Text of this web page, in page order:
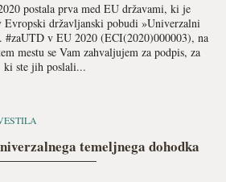
postala prva med EU državami, ki je
Evropski državljanski pobudi »Univerzalni
v EU 2020 (ECI(2020)000003), na
mestu se Vam zahvaljujem za podpis, za
ki ste jih poslali...
temeljnega dohodka